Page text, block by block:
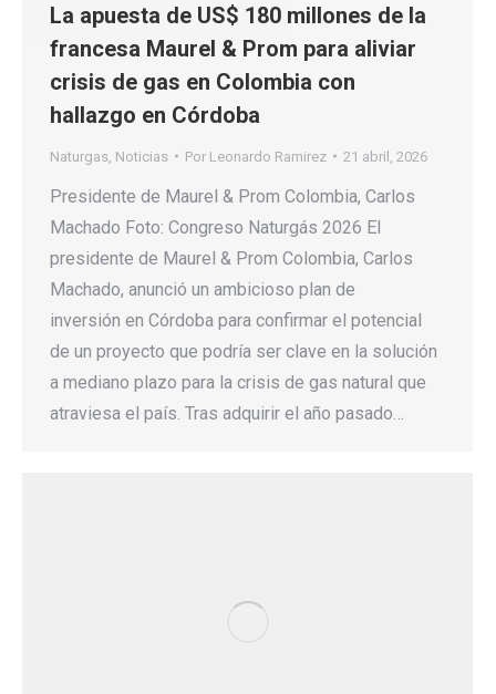
La apuesta de US$ 180 millones de la
francesa Maurel & Prom para aliviar
crisis de gas en Colombia con
hallazgo en Córdoba
Naturgas Noticias Por Leonardo Ramirez 21 abril, 2026
Presidente de Maurel & Prom Colombia, Carlos
Machado Foto: Congreso Naturgás 2026 El
presidente de Maurel & Prom Colombia, Carlos
Machado, anunció un ambicioso plan de
inversión en Córdoba para confirmar el potencial
de un proyecto que podría ser clave en la solución
a mediano plazo para la crisis de gas natural que
atraviesa el país. Tras adquirir el año pasado…